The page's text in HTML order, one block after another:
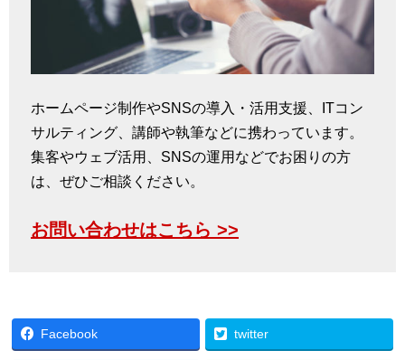
ホームページ制作やSNSの導入・活用支援、ITコン
サルティング、講師や執筆などに携わっています。
集客やウェブ活用、SNSの運用などでお困りの方
は、ぜひご相談ください。
お問い合わせはこちら >>
Facebook twitter